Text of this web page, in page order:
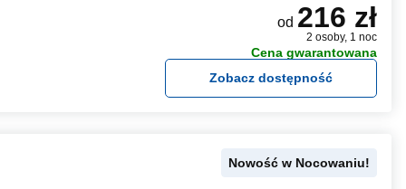
od 216 zł
2 osoby, 1 noc
Cena gwarantowana
Zobacz dostępność
Nowość w Nocowaniu!